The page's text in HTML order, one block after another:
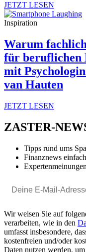
JETZT LESEN
Inspiration
Warum
für beruflichen
mit
van Hauten
JETZT LESEN
ZASTER-
Tipps rund ums
Finanznews
Expertenmeinungen
Wir weisen Sie auf
verarbeiten, wie in den
umfasst insbesondere,
kostenfreien und/oder
Daten nutzen werden,